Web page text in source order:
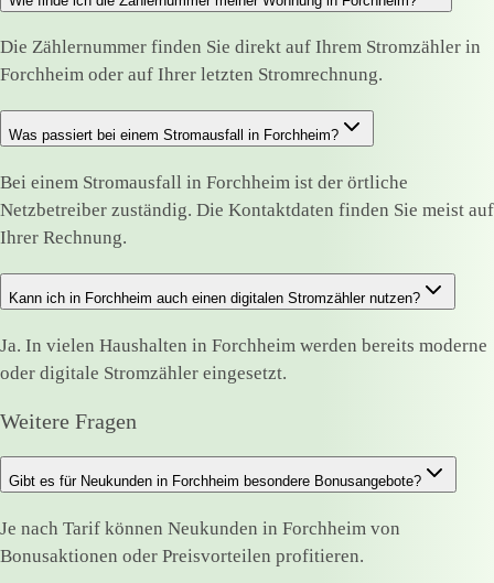
Die Zählernummer finden Sie direkt auf Ihrem Stromzähler in
Forchheim oder auf Ihrer letzten Stromrechnung.
Was passiert bei einem Stromausfall in Forchheim?
Bei einem Stromausfall in Forchheim ist der örtliche
Netzbetreiber zuständig. Die Kontaktdaten finden Sie meist auf
Ihrer Rechnung.
Kann ich in Forchheim auch einen digitalen Stromzähler nutzen?
Ja. In vielen Haushalten in Forchheim werden bereits moderne
oder digitale Stromzähler eingesetzt.
Weitere Fragen
Gibt es für Neukunden in Forchheim besondere Bonusangebote?
Je nach Tarif können Neukunden in Forchheim von
Bonusaktionen oder Preisvorteilen profitieren.